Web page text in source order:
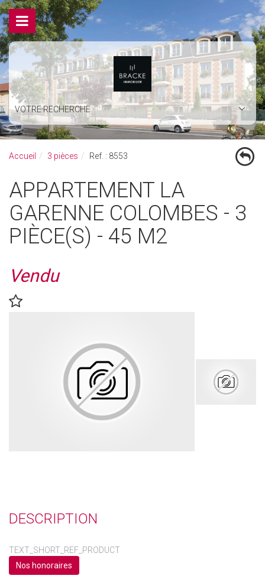
VOTRE RECHERCHE
Accueil 3 pièces Ref. : 8553
APPARTEMENT LA
GARENNE COLOMBES - 3
PIÈCE(S) - 45 M2
Vendu
DESCRIPTION
TEXT_SHORT_REF_PRODUCT
Nos honoraires